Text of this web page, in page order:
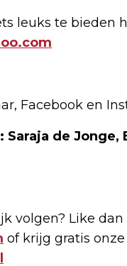
leuks te bieden
Facebook en
de
volgen? Like dan
of krijg gratis